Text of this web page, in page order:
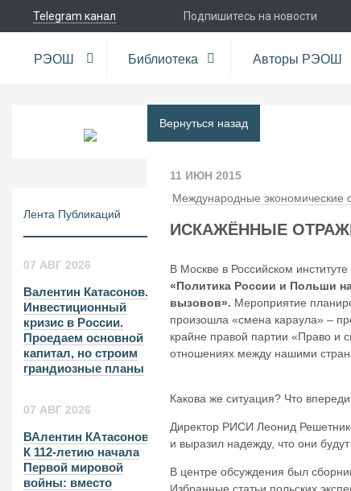
Telegram канал Подпишитесь на новости
РЭОШ Библиотека Авторы РЭОШ
Лента Публикаций
07 АВГ 2026
Валентин Катасонов.
Инвестиционный
кризис в России.
Проедаем основной
капитал, но строим
грандиозные планы
07 АВГ 2026
ВАлентин КАтасонов.
К 112-летию начала
Первой мировой
войны: вместо
Вернуться назад
11 ИЮН 2015
Международные экономические
ИСКАЖЁННЫЕ
В Москве в Российском
«Политика России и Польши
вызовов». Мероприятие
произошла «смена караула» –
крайне правой партии «Право и
отношениях между нашими
Какова же ситуация? Что
Директор РИСИ Леонид
и выразил надежду, что они
В центре обсуждения был